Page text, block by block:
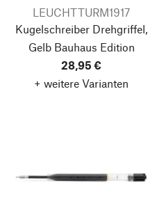
LEUCHTTURM1917
Kugelschreiber Drehgriffel,
GelbBauhaus Edition
28,95 €
+ weitere Varianten